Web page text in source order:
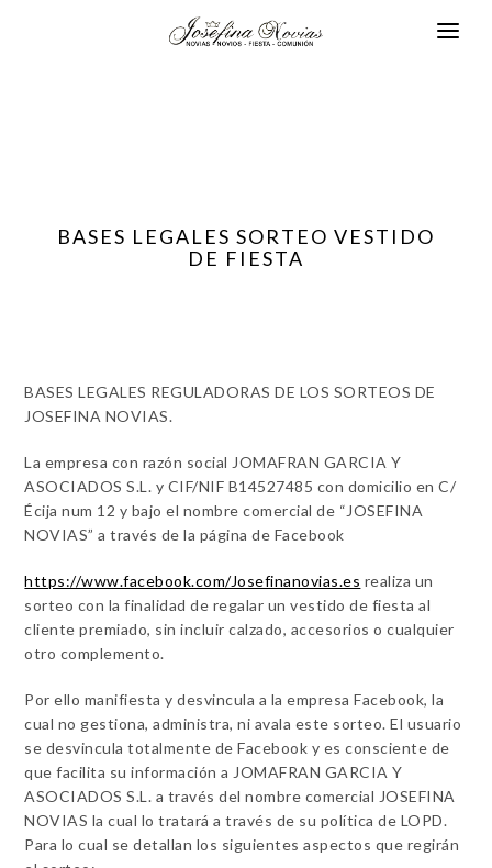
BASES LEGALES SORTEO VESTIDO
DE FIESTA
BASES LEGALES REGULADORAS DE LOS SORTEOS DE
JOSEFINA NOVIAS.
La empresa con razón social JOMAFRAN GARCIA Y
ASOCIADOS S.L. y CIF/NIF B14527485 con domicilio en C/
Écija num 12 y bajo el nombre comercial de “JOSEFINA
NOVIAS” a través de la página de Facebook
https://www.facebook.com/Josefinanovias.es realiza un
sorteo con la finalidad de regalar un vestido de fiesta al
cliente premiado, sin incluir calzado, accesorios o cualquier
otro complemento.
Por ello manifiesta y desvincula a la empresa Facebook, la
cual no gestiona, administra, ni avala este sorteo. El usuario
se desvincula totalmente de Facebook y es consciente de
que facilita su información a JOMAFRAN GARCIA Y
ASOCIADOS S.L. a través del nombre comercial JOSEFINA
NOVIAS la cual lo tratará a través de su política de LOPD.
Para lo cual se detallan los siguientes aspectos que regirán